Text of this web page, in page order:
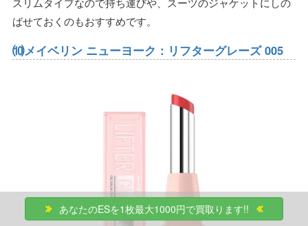
ばせておくのもおすすめです。
⑽メイベリン ニューヨーク：リフターグレーズ 005
あなたのESを1枚最大1000円で買取ります!!